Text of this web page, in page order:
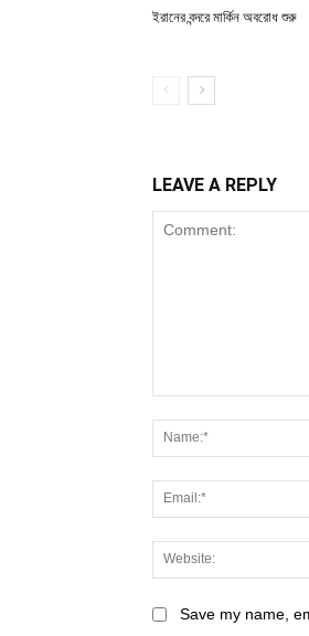
ইরানের বন্দরে মার্কিন অবরোধ শুরু
LEAVE A REPLY
Save my name,